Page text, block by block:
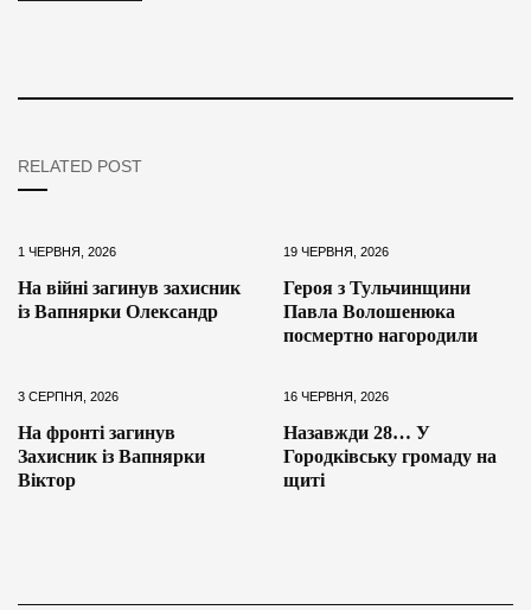
RELATED POST
1 ЧЕРВНЯ, 2026
На війні загинув захисник
із Вапнярки Олександр
19 ЧЕРВНЯ, 2026
Героя з Тульчинщини
Павла Волошенюка
посмертно нагородили
3 СЕРПНЯ, 2026
На фронті загинув
Захисник із Вапнярки
Віктор
16 ЧЕРВНЯ, 2026
Назавжди 28… У
Городківську громаду на
щиті